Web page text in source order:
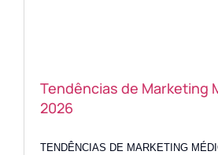
Tendências de Marketing
2026
TENDÊNCIAS DE MARKETING